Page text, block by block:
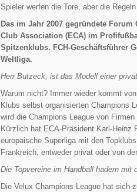
Spieler werfen die Tore, aber die
Das im Jahr 2007 gegründete
Club Association (ECA) im
Spitzenklubs. FCH-Geschäftsführer
Weltliga.
Herr Butzeck, ist das Modell einer
Warum nicht? Immer wieder kommt
Klubs selbst organisierten Champions
wird die Champions League von
Kürzlich hat ECA-Präsident Karl-Heinz
europäische Superliga mit den
Frankreich, entweder privat oder von
Die Topvereine im Handball hadern mit
Die Velux Champions League hat sich